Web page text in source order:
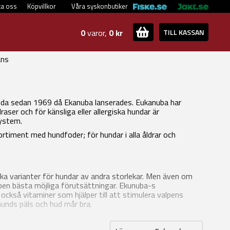
Våra syskonbutiker
Köpvillkor
oss
0varor, 0 kr TILL KASSAN
sedan 1969 då Ekanuba lanserades. Eukanuba har
och för känsliga eller allergiska hundar är
med hundfoder; för hundar i alla åldrar och
varianter för hundar av andra storlekar. Men även om
bästa möjliga förutsättningar. Ekunuba-s
vitaminer som hjälper till att stimulera valpens
päls och hud mår bra.